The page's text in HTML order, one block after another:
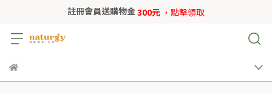
註冊會員送購物金300元 ，點擊領取